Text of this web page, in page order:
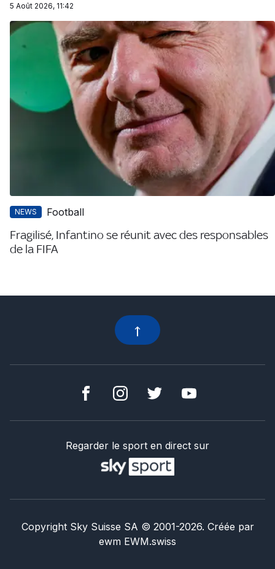
5 Août 2026, 11:42
NEWS Football
Fragilisé, Infantino se réunit avec des responsables
de la FIFA
Regarder le sport en direct sur
Copyright Sky Suisse SA © 2001-2026. Créée par
ewm EWM.swiss